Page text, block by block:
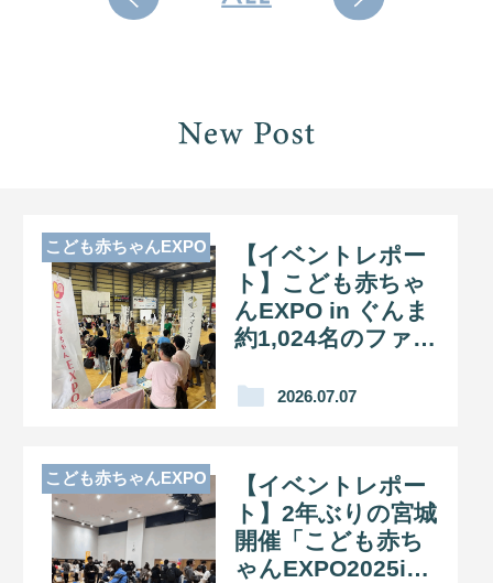
【イベントレポー
ト】こども赤ちゃ
んEXPO in ぐんま
約1,024名のファミ
況！2026.07.07
こども赤ちゃんEXPO
【イベントレポー
ト】2年ぶりの宮城
開催「こども赤ち
ゃんEXPO2025in
こども赤ちゃんEXPO